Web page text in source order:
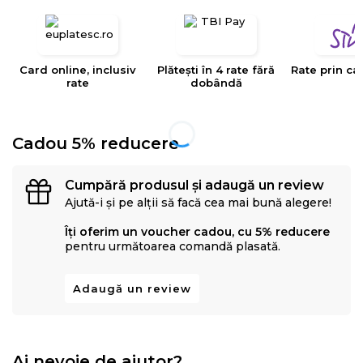
tesaturilor decorative, tapiteriilor si huselor pentru
sunt valorile care determina stilul si traiectoria Eysa inca
Card online, inclusiv
rate
Plătești în 4 rate fără
dobândă
Rate prin
Cadou 5% reducere
Cumpără produsul și adaugă un review
Ajută-i și pe alții să facă cea mai bună alegere!
Îți oferim un voucher cadou, cu 5% reducere
pentru următoarea comandă plasată.
Adaugă un review